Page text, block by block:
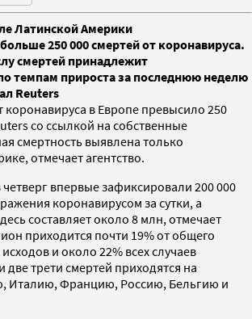
Латинской Америки
250 000 смертей от коронавируса.
смертей принадлежит
темпам прироста за последнюю неделю
Reuters
коронавируса в Европе превысило 250
со ссылкой на собственные
смертность выявлена только
отмечает агентство.
впервые зафиксировали 200 000
коронавирусом за сутки, а
составляет около 8 млн, отмечает
приходится почти 19% от общего
и около 22% всех случаев
две трети смертей приходятся на
Италию, Францию, Россию, Бельгию и